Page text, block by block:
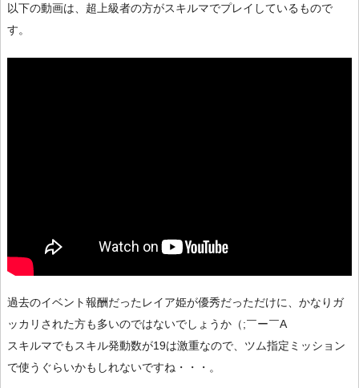
以下の動画は、超上級者の方がスキルマでプレイしているもので
す。
過去のイベント報酬だったレイア姫が優秀だっただけに、かなりガ
ッカリされた方も多いのではないでしょうか（;￣ー￣A
スキルマでもスキル発動数が19は激重なので、ツム指定ミッション
で使うぐらいかもしれないですね・・・。